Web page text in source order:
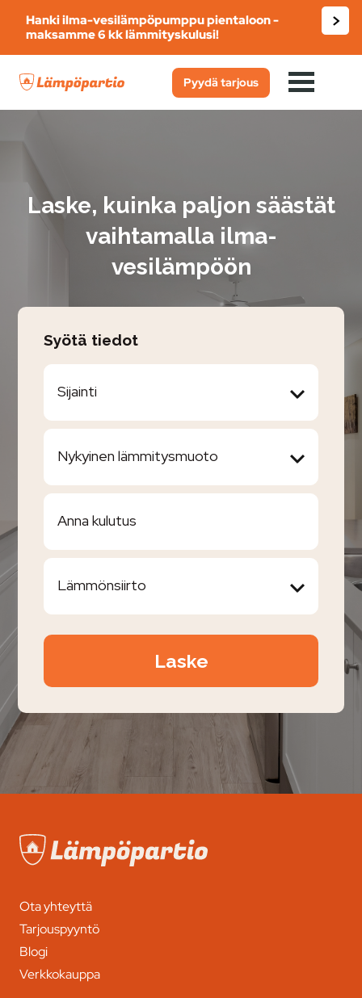
Hanki ilma-vesilämpöpumppu pientaloon -
maksamme 6 kk lämmityskulusi!
lisää!
content
Pyydä tarjous
Laske, kuinka paljon säästät
vaihtamalla ilma-
vesilämpöön
Syötä tiedot
Sijainti
Nykyinen lämmitysmuoto
Anna kulutus
Lämmönsiirto
Laske
Ota yhteyttä
Tarjouspyyntö
Blogi
Verkkokauppa